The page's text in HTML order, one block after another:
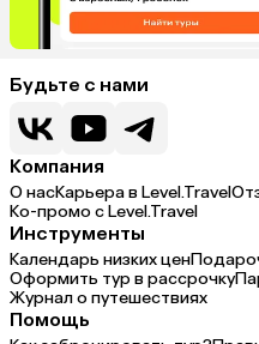
Будьте с нами
Компания
О насКарьера в Level.Travel
Ко-промо с Level.Travel
Инструменты
Календарь низких цен
Оформить тур в рассрочку
Журнал о путешествиях
Помощь